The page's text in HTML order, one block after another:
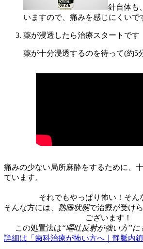
針自体も
いますので、痛みを感じにくいで
薬が浸透したら治療スタートです
薬が十分浸透するのを待って(約5
痛みの少ない局所麻酔をするために、
ています。
それでもやっぱり怖い！そ
そんな方には、 熟睡状態で治療が受け
ございます！
この処置法は“嘔吐反射が強い方”に
詳細は「歯科治療が怖い方へ｜静脈内